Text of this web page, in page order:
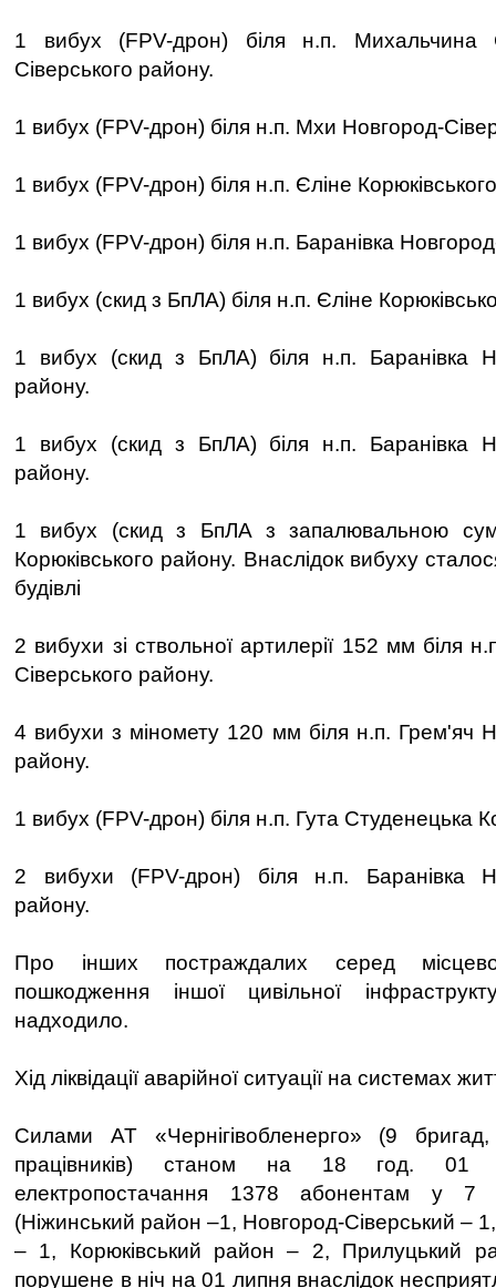
1 вибух (FPV-дрон) біля н.п. Михальчина
Сіверського району.
1 вибух (FPV-дрон) біля н.п. Мхи Новгород-
1 вибух (FPV-дрон) біля н.п. Єліне
1 вибух (FPV-дрон) біля н.п. Баранівка
1 вибух (скид з БпЛА) біля н.п. Єліне
1 вибух (скид з БпЛА) біля н.п. Баранівка
району.
1 вибух (скид з БпЛА) біля н.п. Баранівка
району.
1 вибух (скид з БпЛА з запалювальною
Корюківського району. Внаслідок вибуху
будівлі
2 вибухи зі ствольної артилерії 152 мм біля
Сіверського району.
4 вибухи з міномету 120 мм біля н.п. Грем'яч
району.
1 вибух (FPV-дрон) біля н.п. Гута Студенецька
2 вибухи (FPV-дрон) біля н.п. Баранівка
району.
Про інших постраждалих серед
пошкодження іншої цивільної
надходило.
Хід ліквідації аварійної ситуації на системах
Силами АТ «Чернігівобленерго» (9
працівників) станом на 18 год. 01
електропостачання 1378 абонентам у 7
(Ніжинський район –1, Новгород-Сіверський – 1,
– 1, Корюківський район – 2, Прилуцький
порушене в ніч на 01 липня внаслідок